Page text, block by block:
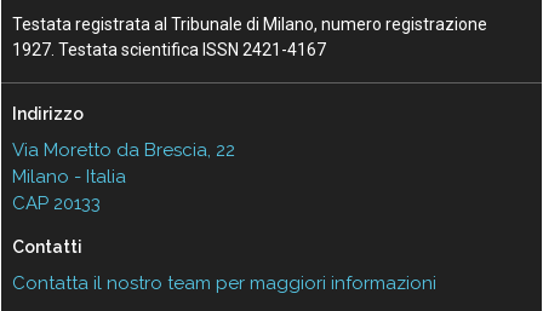
Testata registrata al Tribunale di Milano, numero registrazione
1927. Testata scientifica ISSN 2421-4167
Indirizzo
Via Moretto da Brescia, 22
Milano - Italia
CAP 20133
Contatti
Contatta il nostro team per maggiori informazioni